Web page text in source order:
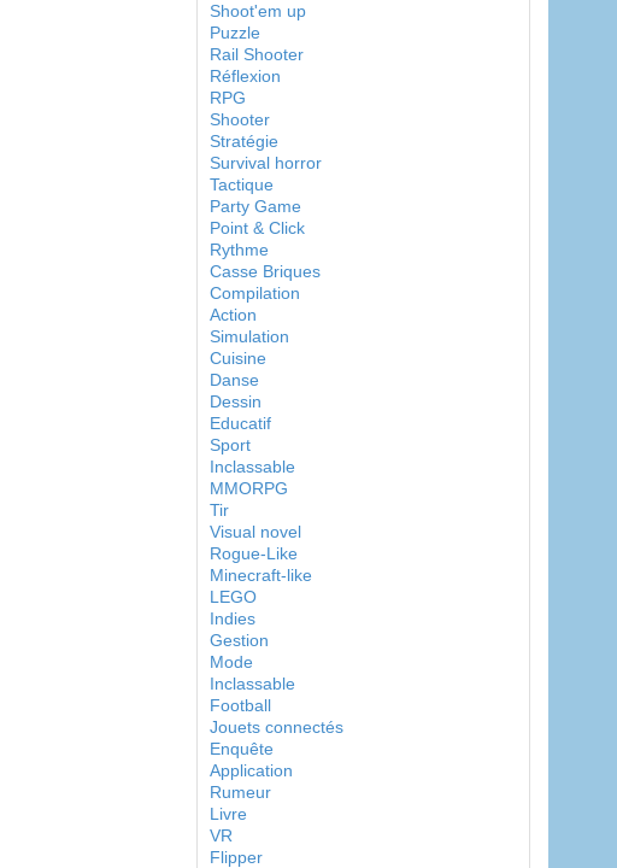
Shoot'em up
Puzzle
Rail Shooter
Réflexion
RPG
Shooter
Stratégie
Survival horror
Tactique
Party Game
Point & Click
Rythme
Casse Briques
Compilation
Action
Simulation
Cuisine
Danse
Dessin
Educatif
Sport
Inclassable
MMORPG
Tir
Visual novel
Rogue-Like
Minecraft-like
LEGO
Indies
Gestion
Mode
Inclassable
Football
Jouets connectés
Enquête
Application
Rumeur
Livre
VR
Flipper